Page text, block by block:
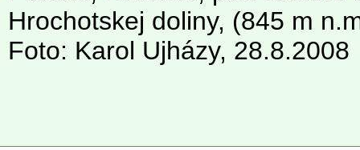
Hrochotskej doliny, (845 m
Foto: Karol Ujházy, 28.8.2008